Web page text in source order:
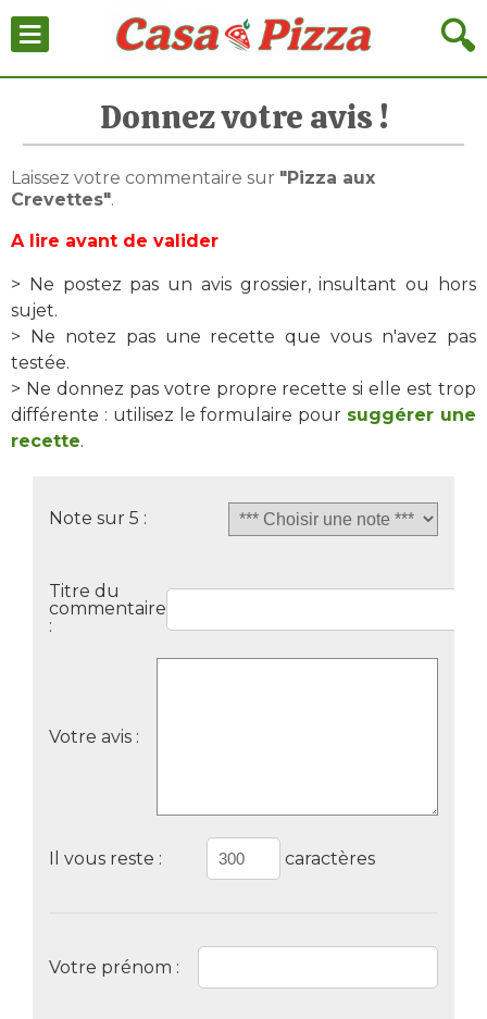
🔍
≡
Donnez votre avis !
Laissez votre commentaire sur "Pizza aux
Crevettes".
A lire avant de valider
> Ne postez pas un avis grossier, insultant ou hors
sujet.
> Ne notez pas une recette que vous n'avez pas
testée.
> Ne donnez pas votre propre recette si elle est trop
différente : utilisez le formulaire pour suggérer une
recette.
Note sur 5 :
Titre du
commentaire
:
Votre avis :
Il vous reste : caractères
Votre prénom :